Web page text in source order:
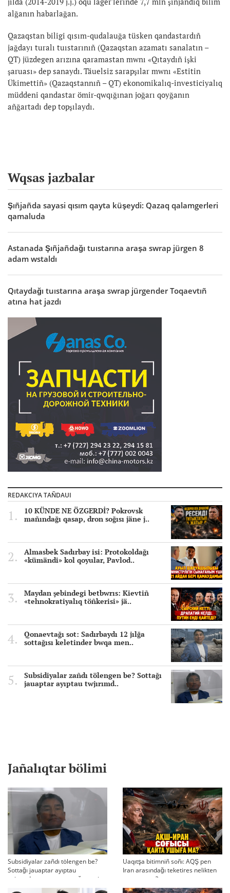
alğanın habarlağan.
Qazaqstan biligi qısım-qudalauğa tüsken qandastardıñ
jağdayı turalı tuıstarınıñ (Qazaqstan azamatı sanalatın –
QT) jüzdegen arızına qaramastan mwnı «Qıtaydıñ işki
şaruası» dep sanaydı. Täuelsiz sarapşılar mwnı «Estitin
Ükimettiñ» (Qazaqstannıñ – QT) ekonomikalıq-investiciyalıq
müddeni qandastar ömir-qwqığınan joğarı qoyğanın
añğartadı dep topşılaydı.
Wqsas jazbalar
Şıñjañda sayasi qısım qayta küşeydi: Qazaq qalamgerleri
qamaluda
Astanada Şıñjañdağı tuıstarına araşa swrap jürgen 8
adam wstaldı
Qıtaydağı tuıstarına araşa swrap jürgender Toqaevtıñ
atına hat jazdı
REDAKCIYA TAÑDAUI
10 KÜNDE NE ÖZGERDİ? Pokrovsk
mañındağı qasap, dron soğısı jäne j..
Almasbek Sadırbay isi: Protokoldağı
«kümändi» kol qoyular, Pavlod..
Maydan şebindegi betbwrıs: Kievtiñ
«tehnokratiyalıq töñkerisi» jä..
Qonaevtağı sot: Sadırbaydı 12 jılğa
sottağısı keletinder bwqa men..
Subsidiyalar zañdı tölengen be? Sottağı
jauaptar ayıptau twjırımd..
Jañalıqtar bölimi
Subsidiyalar zañdı tölengen be?
Sottağı jauaptar ayıptau
twjırımdarın qayta qarauğa negiz
bola ala ma?
Uaqıtşa bitimniñ soñı: AQŞ pen
Iran arasındağı teketires nelikten
qayta uşıqtı?